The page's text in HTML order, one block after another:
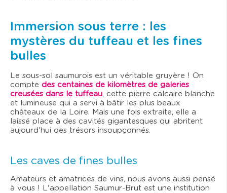
Immersion sous terre : les
mystères du tuffeau et les fines
bulles
Le sous-sol saumurois est un véritable gruyère ! On
compte des centaines de kilomètres de galeries
creusées dans le tuffeau, cette pierre calcaire blanche
et lumineuse qui a servi à bâtir les plus beaux
châteaux de la Loire. Mais une fois extraite, elle a
laissé place à des cavités gigantesques qui abritent
aujourd'hui des trésors insoupçonnés.
Les caves de fines bulles
Amateurs et amatrices de vins, nous avons aussi pensé
à vous ! L'appellation Saumur-Brut est une institution